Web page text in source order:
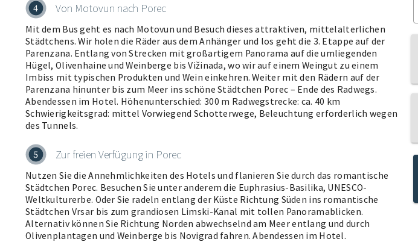
4 Von Motovun nach Porec
Mit dem Bus geht es nach Motovun und Besuch dieses attraktiven, mittelalterlichen
Städtchens. Wir holen die Räder aus dem Anhänger und los geht die 3. Etappe auf der
Parenzana. Entlang von Strecken mit großartigem Panorama auf die umliegenden
Hügel, Olivenhaine und Weinberge bis Vižinada, wo wir auf einem Weingut zu einem
Imbiss mit typischen Produkten und Wein einkehren. Weiter mit den Rädern auf der
Parenzana hinunter bis zum Meer ins schöne Städtchen Porec – Ende des Radwegs.
Abendessen im Hotel. Höhenunterschied: 300 m Radwegstrecke: ca. 40 km
Schwierigkeitsgrad: mittel Vorwiegend Schotterwege, Beleuchtung erforderlich wegen
des Tunnels.
5 Zur freien Verfügung in Porec
Nutzen Sie die Annehmlichkeiten des Hotels und flanieren Sie durch das romantische
Städtchen Porec. Besuchen Sie unter anderem die Euphrasius-Basilika, UNESCO-
Weltkulturerbe. Oder Sie radeln entlang der Küste Richtung Süden ins romantische
Städtchen Vrsar bis zum grandiosen Limski-Kanal mit tollen Panoramablicken.
Alternativ können Sie Richtung Norden abwechselnd am Meer entlang und durch
Olivenplantagen und Weinberge bis Novigrad fahren. Abendessen im Hotel.